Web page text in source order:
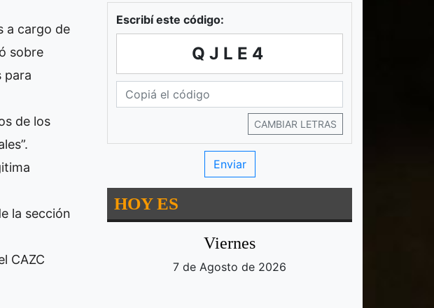
a cargo de
sobre
para
de los
la sección
CAZC
Escribí este código:
QJLE4
CAMBIAR LETRAS
HOY ES
Viernes
7 de Agosto de 2026